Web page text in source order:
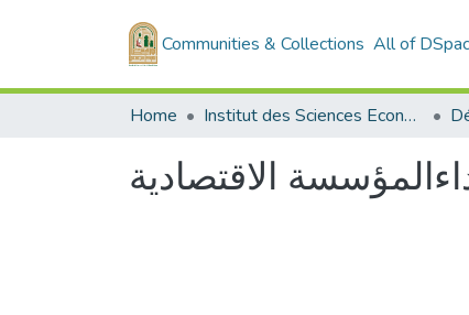
Communities & Collections All of
Home Institut des Sciences Economiques, Commerciales et des Sciences de Gestion
الاقتصادية